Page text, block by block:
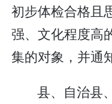
初步体检合格且
强、文化程度高
集的对象，并通
县、自治县